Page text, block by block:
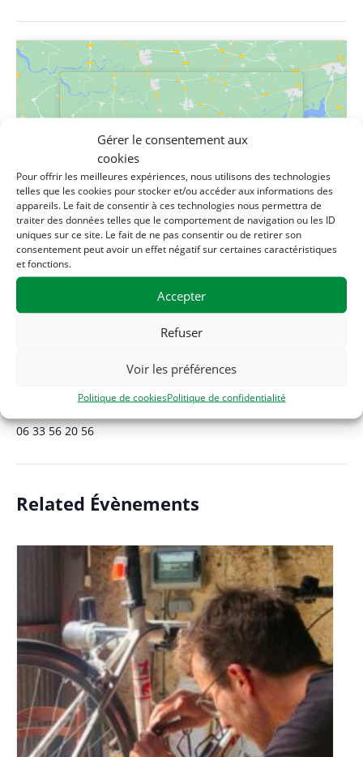
Gérer le consentement aux
cookies
Pour offrir les meilleures expériences, nous utilisons des technologies
telles que les cookies pour stocker et/ou accéder aux informations des
appareils. Le fait de consentir à ces technologies nous permettra de
traiter des données telles que le comportement de navigation ou les ID
uniques sur ce site. Le fait de ne pas consentir ou de retirer son
consentement peut avoir un effet négatif sur certaines caractéristiques
et fonctions.
Accepter
Refuser
Voir les préférences
Politique de cookiesPolitique de confidentialité
France + Google Map
06 33 56 20 56
Cliquez pour accepter les cookies
Cliquez pour accepter les cookies
Related Évènements